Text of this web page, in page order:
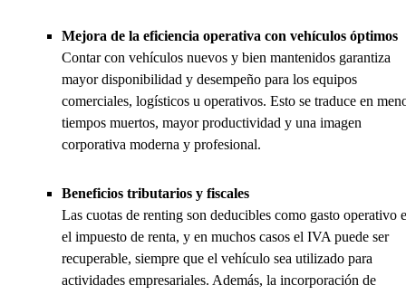
Mejora de la eficiencia operativa con vehículos óptimos
Contar con vehículos nuevos y bien mantenidos garantiza
mayor disponibilidad y desempeño para los equipos
comerciales, logísticos u operativos. Esto se traduce en
tiempos muertos, mayor productividad y una imagen
corporativa moderna y profesional.
Beneficios tributarios y fiscales
Las cuotas de renting son deducibles como gasto operativo
el impuesto de renta, y en muchos casos el IVA puede ser
recuperable, siempre que el vehículo sea utilizado para
actividades empresariales. Además, la incorporación de